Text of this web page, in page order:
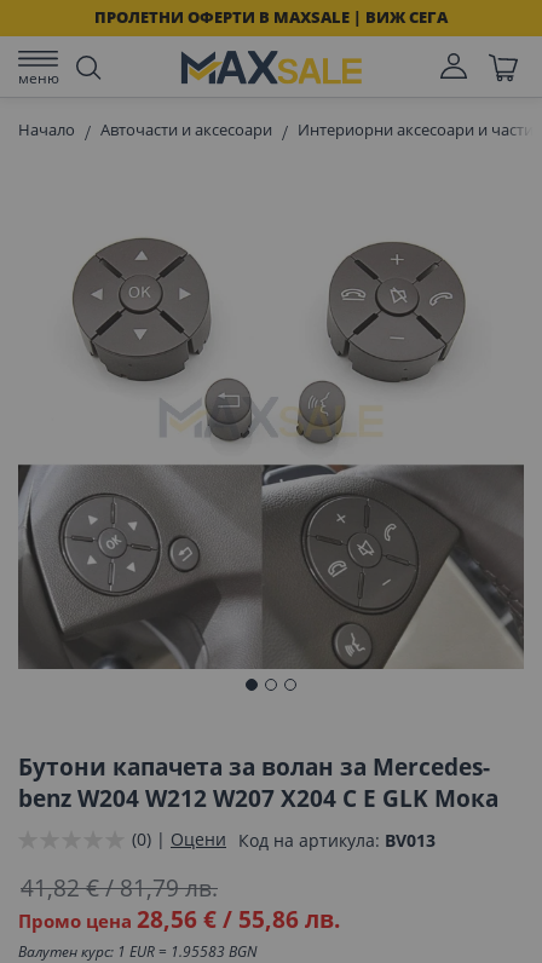
ПРОЛЕТНИ ОФЕРТИ В MAXSALE | ВИЖ СЕГА
меню
Начало Авточасти и аксесоари Интериорни аксесоари и части
галерията
изображенията
началото
на
галерия
Бутони капачета за волан за Mercedes-
benz W204 W212 W207 X204 C E GLK Мока
(0) | Оцени Код на артикула BV013
Промо цена 28,56 €/ 55,86 лв.
41,82 €/81,79 лв.
Валутен курс: 1 EUR = 1.95583 BGN